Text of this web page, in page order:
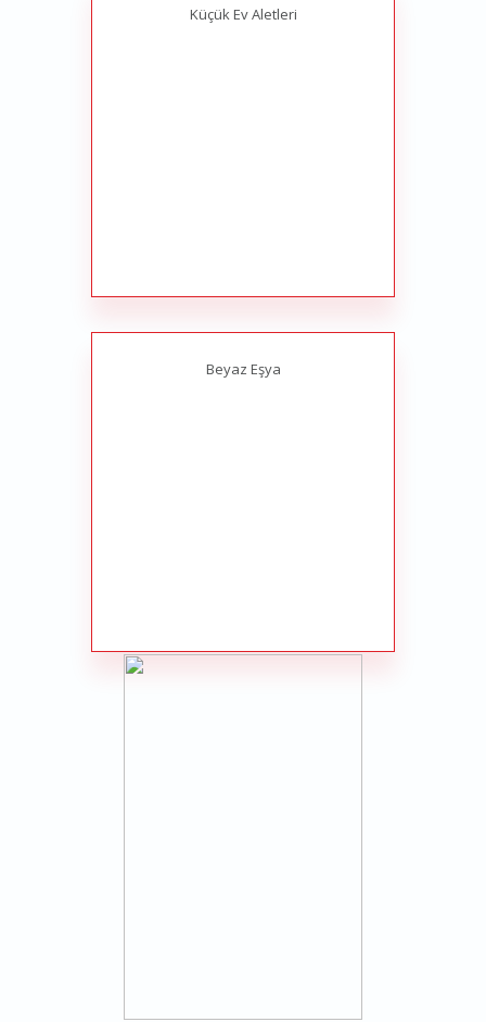
Küçük Ev Aletleri
Beyaz Eşya